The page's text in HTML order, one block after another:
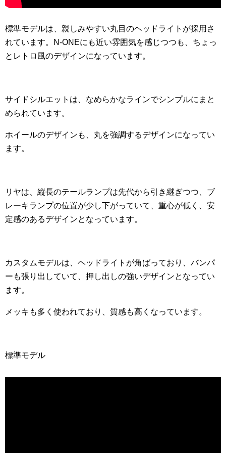
標準モデルは、親しみやすい丸目のヘッドライトが採用さ
れています。N-ONEにも近い雰囲気を感じつつも、ちょっ
とレトロ風のデザインになっています。
サイドシルエットは、なめらかなラインでシンプルにまと
められています。
ホイールのデザインも、丸を強調するデザインになってい
ます。
リヤは、縦長のテールランプは先代から引き継ぎつつ、ブ
レーキランプの位置が少し下がっていて、重心が低く、安
定感のあるデザインとなっています。
カスタムモデルは、ヘッドライトが角ばっており、バンパ
ーも張り出していて、押し出しの強いデザインとなってい
ます。
メッキも多く使われており、質感も高くなっています。
標準モデル